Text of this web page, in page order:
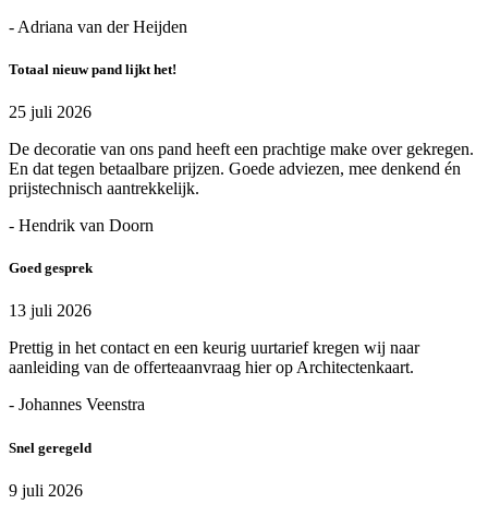
- Adriana van der Heijden
Totaal nieuw pand lijkt het!
25 juli 2026
De decoratie van ons pand heeft een prachtige make over gekregen.
En dat tegen betaalbare prijzen. Goede adviezen, mee denkend én
prijstechnisch aantrekkelijk.
- Hendrik van Doorn
Goed gesprek
13 juli 2026
Prettig in het contact en een keurig uurtarief kregen wij naar
aanleiding van de offerteaanvraag hier op Architectenkaart.
- Johannes Veenstra
Snel geregeld
9 juli 2026